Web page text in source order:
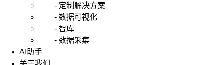
- 定制解决方案
- 数据可视化
- 智库
- 数据采集
AI助手
关于我们